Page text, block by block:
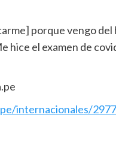
porque vengo
hice el examen de
internacionales/